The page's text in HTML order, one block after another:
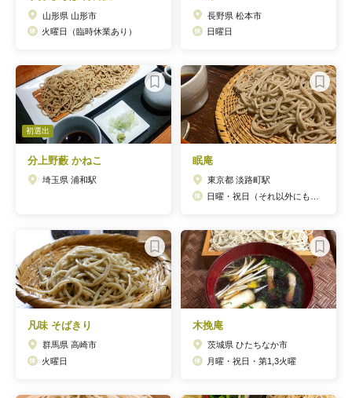
山形県 山形市
火曜日（臨時休業あり）
長野県 松本市
日曜日
初選出
分上野藪 かねこ
埼玉県 浦和駅
眠庵
東京都 淡路町駅
凡味 そばきり
群馬県 高崎市
火曜日
木挽庵
茨城県 ひたちなか市
月曜・祝日・第1,3火曜